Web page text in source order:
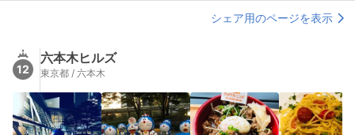
シェア用のページを表示
12
六本木ヒルズ
東京都 / 六本木